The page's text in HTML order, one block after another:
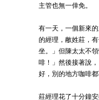
主管也無一倖免。
有一天，一個新來
的經理，敝姓莊，
坐。」但陳太太不
啡！」然後接著說
好，別的地方咖啡
莊經理花了十分鐘